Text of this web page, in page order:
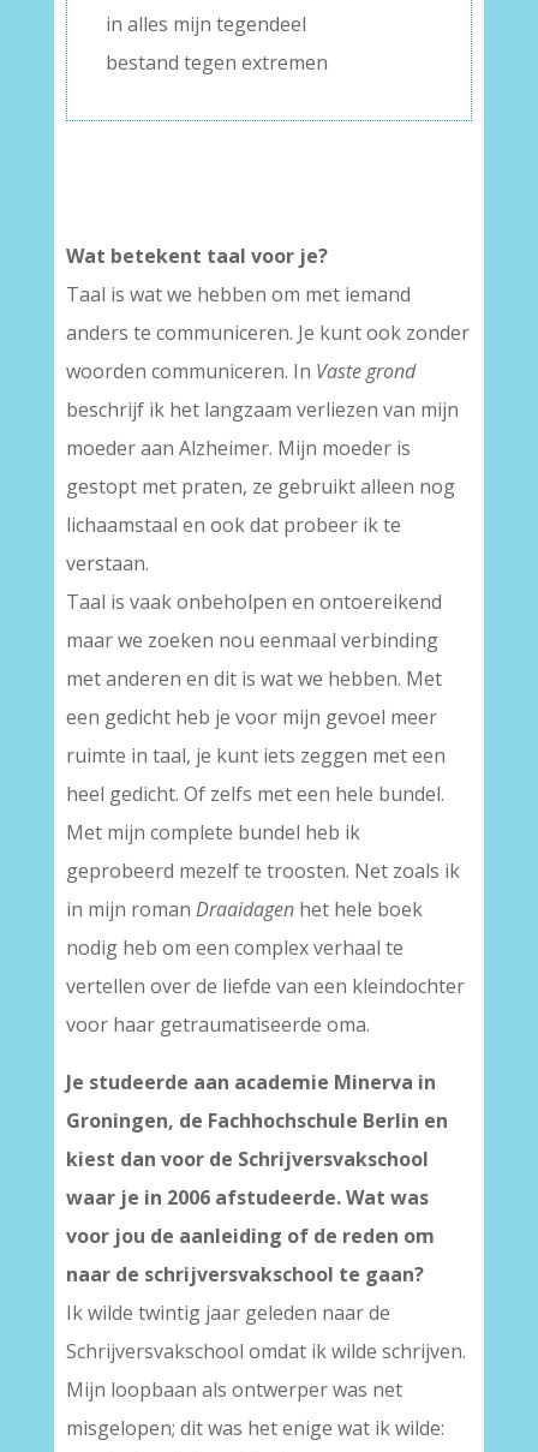
in alles mijn tegendeel
bestand tegen extremen
Wat betekent taal voor je?
Taal is wat we hebben om met iemand
anders te communiceren. Je kunt ook zonder
woorden communiceren. In Vaste grond
beschrijf ik het langzaam verliezen van mijn
moeder aan Alzheimer. Mijn moeder is
gestopt met praten, ze gebruikt alleen nog
lichaamstaal en ook dat probeer ik te
verstaan.
Taal is vaak onbeholpen en ontoereikend
maar we zoeken nou eenmaal verbinding
met anderen en dit is wat we hebben. Met
een gedicht heb je voor mijn gevoel meer
ruimte in taal, je kunt iets zeggen met een
heel gedicht. Of zelfs met een hele bundel.
Met mijn complete bundel heb ik
geprobeerd mezelf te troosten. Net zoals ik
in mijn roman Draaidagenhet hele boek
nodig heb om een complex verhaal te
vertellen over de liefde van een kleindochter
voor haar getraumatiseerde oma.
Je studeerde aan academie Minerva in
Groningen, de Fachhochschule Berlin en
kiest dan voor de Schrijversvakschool
waar je in 2006 afstudeerde.Wat was
voor jou de aanleiding of de reden om
naar de schrijversvakschool te gaan?
Ik wilde twintig jaar geleden naar de
Schrijversvakschool omdat ik wilde schrijven.
Mijn loopbaan als ontwerper was net
misgelopen; dit was het enige wat ik wilde: